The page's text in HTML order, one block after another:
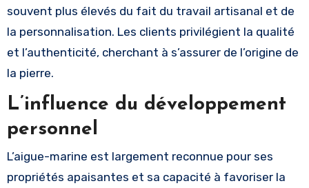
souvent plus élevés du fait du travail artisanal et de
la personnalisation. Les clients privilégient la qualité
et l’authenticité, cherchant à s’assurer de l’origine de
la pierre.
L’influence du développement
personnel
L’aigue-marine est largement reconnue pour ses
propriétés apaisantes et sa capacité à favoriser la